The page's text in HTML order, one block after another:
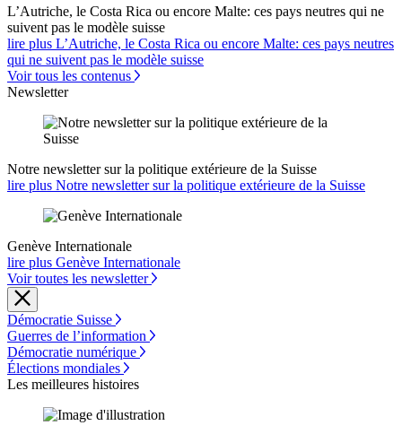
L’Autriche, le Costa Rica ou encore Malte: ces pays neutres qui ne
suivent pas le modèle suisse
lire plus L’Autriche, le Costa Rica ou encore Malte: ces pays neutres
qui ne suivent pas le modèle suisse
Voir tous les contenus
Newsletter
Notre newsletter sur la politique extérieure de la Suisse
lire plus Notre newsletter sur la politique extérieure de la Suisse
Genève Internationale
lire plus Genève Internationale
Voir toutes les newsletter
Démocratie Suisse
Guerres de l’information
Démocratie numérique
Élections mondiales
Les meilleures histoires